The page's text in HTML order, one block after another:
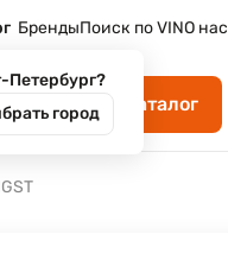
Петербург?
город
БрендыПоиск по VINО нас
Каталог